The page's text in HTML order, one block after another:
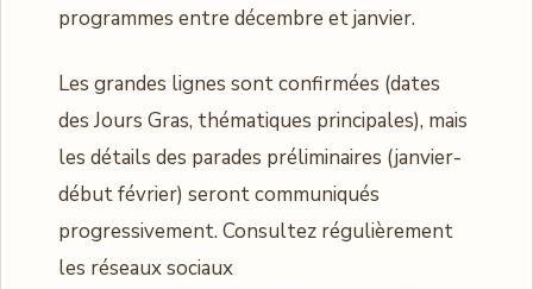
programmes entre décembre et janvier.
Les grandes lignes sont confirmées (dates
des Jours Gras, thématiques principales), mais
les détails des parades préliminaires (janvier-
début février) seront communiqués
progressivement. Consultez régulièrement
les réseaux sociaux